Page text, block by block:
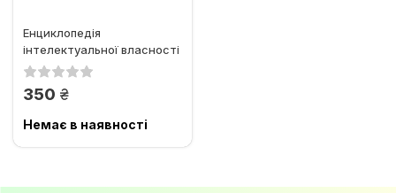
Енциклопедія
інтелектуальної власності
350 грн.
Немає в наявності